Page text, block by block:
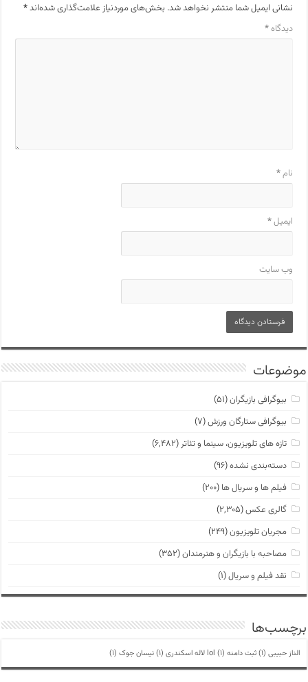
نشانی ایمیل شما منتشر نخواهد شد. بخش‌های موردنیاز علامت‌گذاری شده‌اند*
دیدگاه*
نام*
ایمیل*
وب‌ سایت
موضوعات
بیوگرافی بازیگران(۵۱)
بیوگرافی ستارگان ورزش(۷)
تازه های تلویزیون، سینما و تئاتر (۶,۴۸۲)
دسته‌بندی نشده(۹۶)
فیلم ها و سریال ها (۲۰۰)
گالری عکس(۲,۳۰۵)
مجریان تلویزیون(۲۴۹)
مصاحبه با بازیگران و هنرمندان(۳۵۲)
نقد فیلم و سریال(۱)
برچسب‌ها
الناز حبیبی (1) ثبت دامنه lol (1) لاله اسکندری (1) نیسان جوک (1)